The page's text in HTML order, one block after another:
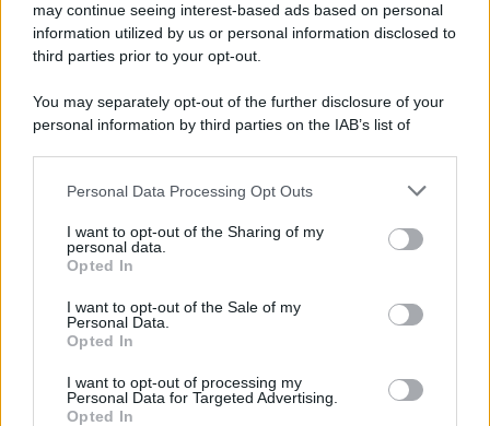
may continue seeing interest-based ads based on personal
information utilized by us or personal information disclosed to
third parties prior to your opt-out.
You may separately opt-out of the further disclosure of your
personal information by third parties on the IAB’s list of
This information may also be disclosed by us to third parties
disclose it to other third parties.
Please note that this website/app uses one or more Google
services and may gather and store information including but
not limited to your visit or usage behaviour. You may click to
grant or deny consent to Google and its third-party tags to
consent section.
Personal Data Processing Opt Outs
I want to opt-out of the Sharing of my
personal data.
Opted In
I want to opt-out of the Sale of my
Personal Data.
Opted In
I want to opt-out of processing my
Personal Data for Targeted Advertising.
Opted In